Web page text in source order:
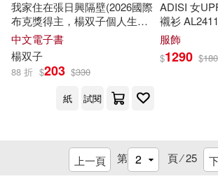
楊立新(1) 楊翼驤(1)
楊英俊(1)
楊薇(1)
楊豈深 楊自伍 選譯(1)
天津人民美術出版社(1)
天津古籍出版社(1)
太白文藝出版社(1)
我家住在張日興隔壁(2026國際
布克獎得主，楊双子個人生命
書寫) (電子書)
中文電子書
楊双子
88 折 $203 $330
紙
試閱
ADISI 女
襯衫
彈性 吸濕
S 陶土黃
服飾
$1290 $
上一頁 第 頁 ⁄25